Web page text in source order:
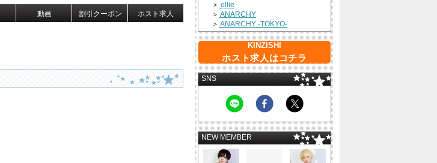
動画 割引クーポン ホスト求人
> ellie
> ANARCHY
> ANARCHY -TOKYO-
KINZISHI
ホスト求人はコチラ
SNS
NEW MEMBER